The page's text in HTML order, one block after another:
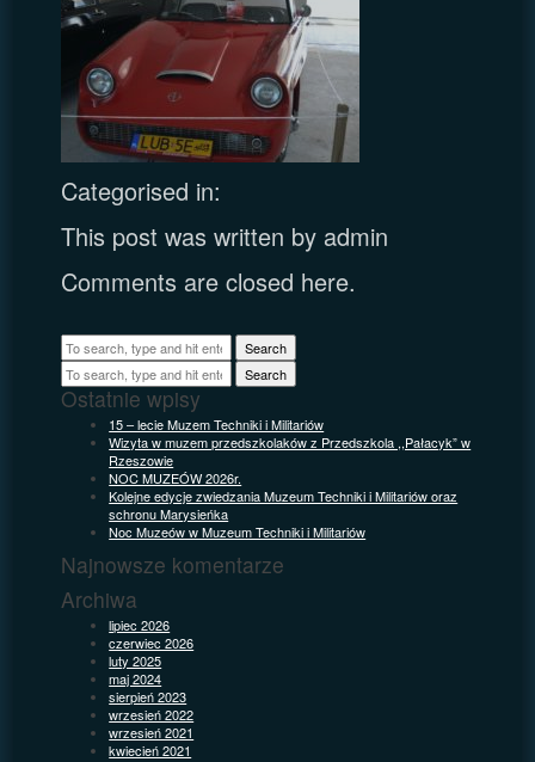
Categorised in:
This post was written by admin
Comments are closed here.
Search
Search
Ostatnie wpisy
15 – lecie Muzem Techniki i Militariów
Wizyta w muzem przedszkolaków z Przedszkola ,,Pałacyk” w
Rzeszowie
NOC MUZEÓW 2026r.
Kolejne edycje zwiedzania Muzeum Techniki i Militariów oraz
schronu Marysieńka
Noc Muzeów w Muzeum Techniki i Militariów
Najnowsze komentarze
Archiwa
lipiec 2026
czerwiec 2026
luty 2025
maj 2024
sierpień 2023
wrzesień 2022
wrzesień 2021
kwiecień 2021